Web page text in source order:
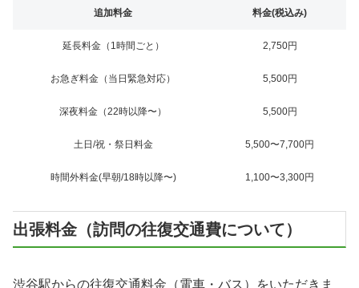
追加料金 料金(税込み)
延長料金（1時間ごと） 2,750円
お急ぎ料金（当日緊急対応） 5,500円
深夜料金（22時以降〜） 5,500円
土日/祝・祭日料金 5,500〜7,700円
時間外料金(早朝/18時以降〜) 1,100〜3,300円
出張料金（訪問の往復交通費について）
渋谷駅からの往復交通料金（電車・バス）をいただきま